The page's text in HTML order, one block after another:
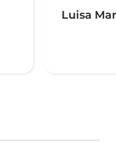
Luisa